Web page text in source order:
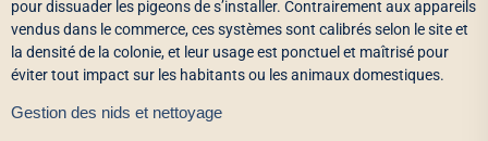
pour dissuader les pigeons de s’installer. Contrairement aux appareils
vendus dans le commerce, ces systèmes sont calibrés selon le site et
la densité de la colonie, et leur usage est ponctuel et maîtrisé pour
éviter tout impact sur les habitants ou les animaux domestiques.
Gestion des nids et nettoyage